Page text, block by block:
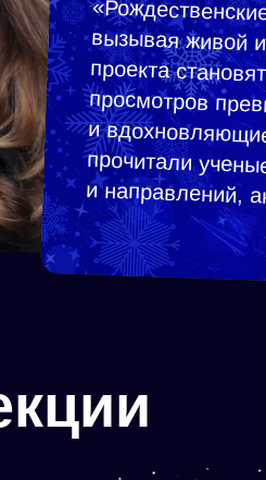
вызывая
проекта
просмотров
и
прочитали
и направлений,